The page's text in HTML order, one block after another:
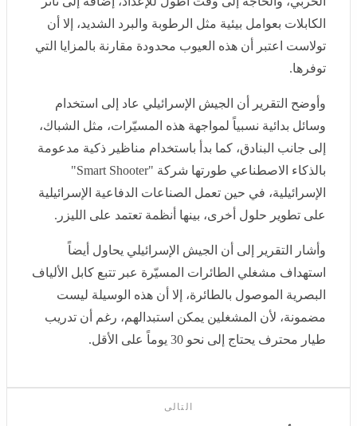
وأوضح التقرير أن الجيش الإسرائيلي عاد إلى استخدام وسائل
بدائية نسبياً لمواجهة هذه المسيّرات، مثل الشباك، إلى جانب
البنادق، كما بدأ باستخدام مناظير ذكية مدعومة بالذكاء
حين تعمل الصناعات الدفاعية الإسرائيلية على تطوير حلول
أخرى، بينها أنظمة تعتمد على الليزر.
وأشار التقرير إلى أن الجيش الإسرائيلي يحاول أيضاً استهداف
مشغلي الطائرات المسيّرة عبر تتبع كابل الألياف البصرية
الموصول بالطائرة، إلا أن هذه الوسيلة ليست مضمونة، لأن
المشغلين يمكن استبدالهم، رغم أن تدريب طيار محترف
يحتاج إلى نحو 30 يوماً على الأقل.
التالى
روما أمام اختبار جديد... التصعيد الإسرائيلي يثقل الجولة